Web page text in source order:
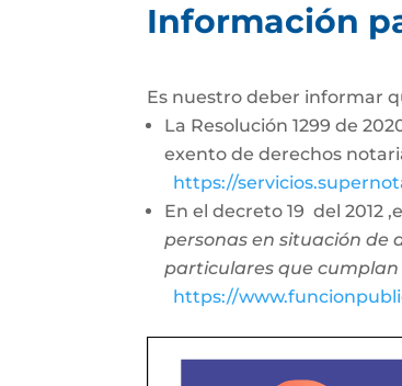
Información
Es nuestro deber informar
La Resolución 1299 de
exento de
https://
En el decreto 19 del 2012
personas en situación de
particulares que
https://